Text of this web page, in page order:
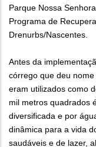
Parque Nossa
Programa de
Drenurbs/Nascentes.
Antes da
córrego que deu
eram utilizados como
mil metros quadrados
diversificada e por
dinâmica para a vida
saudáveis e de lazer,